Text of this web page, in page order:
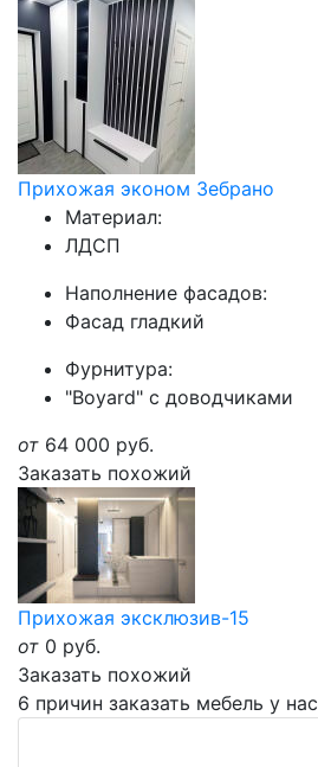
Прихожая эконом Зебрано
Материал:
ЛДСП
Наполнение фасадов:
Фасад гладкий
Фурнитура:
"Boyard" с доводчиками
от 64 000 руб.
Заказать похожий
Прихожая эксклюзив-15
от 0 руб.
Заказать похожий
6 причин заказать мебель у нас